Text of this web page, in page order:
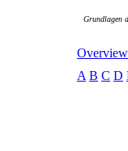
Grundlagen
Overview
A B C D